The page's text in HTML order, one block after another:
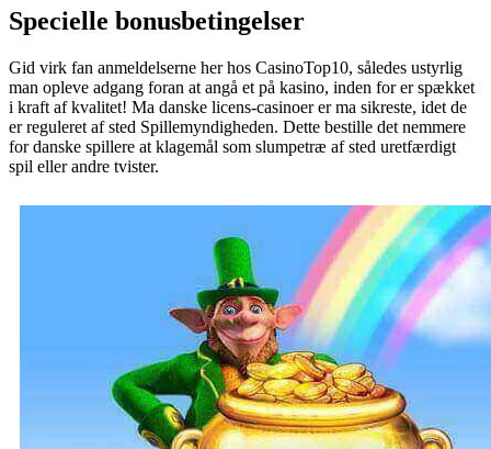
Specielle bonusbetingelser
Gid virk fan anmeldelserne her hos CasinoTop10, således ustyrlig
man opleve adgang foran at angå et på kasino, inden for er spækket
i kraft af kvalitet! Ma danske licens-casinoer er ma sikreste, idet de
er reguleret af sted Spillemyndigheden. Dette bestille det nemmere
for danske spillere at klagemål som slumpetræ af sted uretfærdigt
spil eller andre tvister.